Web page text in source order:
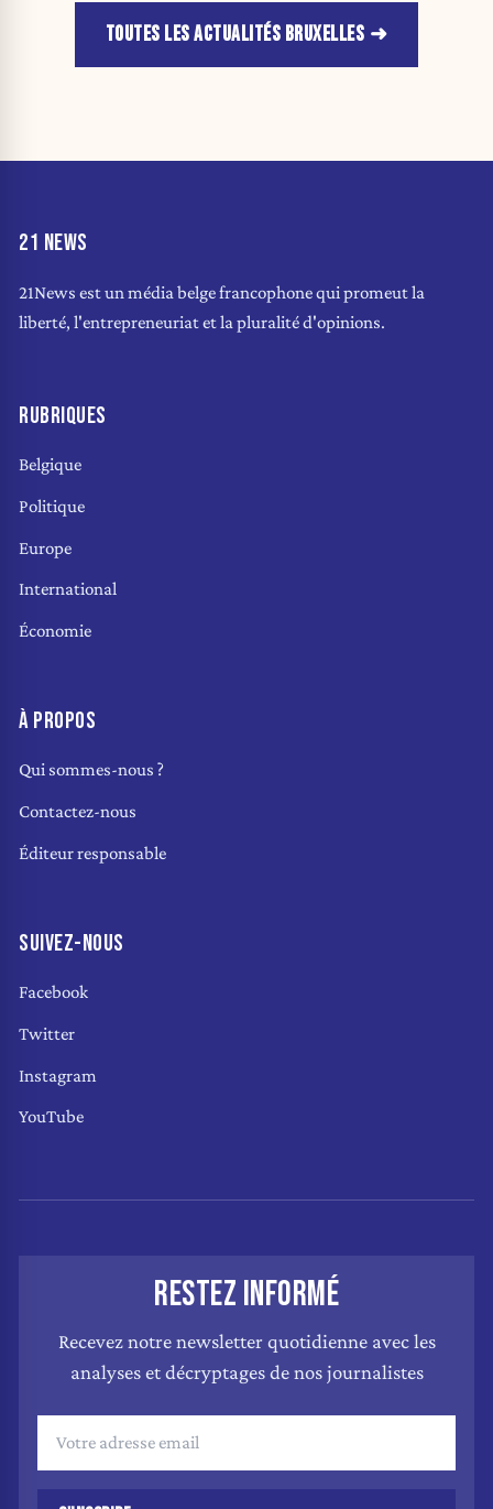
TOUTES LES ACTUALITÉS BRUXELLES
21 NEWS
21News est un média belge francophone qui promeut la
liberté, l'entrepreneuriat et la pluralité d'opinions.
RUBRIQUES
Belgique
Politique
Europe
International
Économie
À PROPOS
Qui sommes-nous ?
Contactez-nous
Éditeur responsable
SUIVEZ-NOUS
Facebook
Twitter
Instagram
YouTube
RESTEZ INFORMÉ
Recevez notre newsletter quotidienne avec les
analyses et décryptages de nos journalistes